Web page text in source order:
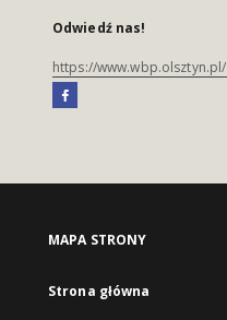
Odwiedź nas!
https://www.wbp.olsztyn.pl/
MAPA STRONY
Strona główna